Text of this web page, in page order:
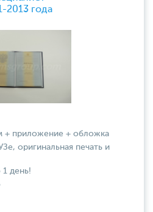
2013 года
+ приложение + обложка
оригинальная печать и
1 день!